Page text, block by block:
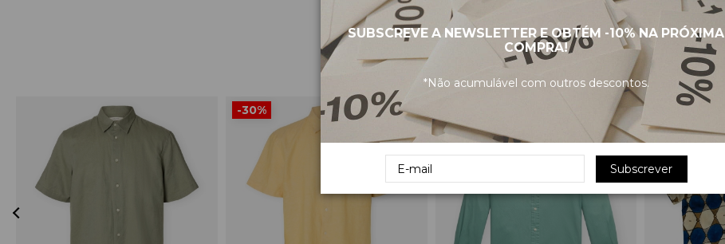
PRODUTOS RELACIONADOS
-30% -40%
SUBSCREVE A NEWSLETTER E OBTÉM -10%NA PRÓXIMA
COMPRA!
*Não acumulável com outros descontos.
Subscrever